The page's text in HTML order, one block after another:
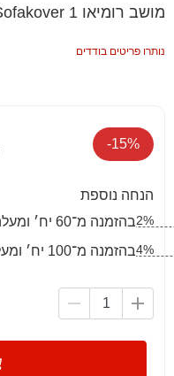
ספה לכסות Sofakover מושב רומיאו 1
נותרו פריטים בודדים
-15%
הנחה נוספת
בהזמנה מ־60 יח׳ ומעלה2%
בהזמנה מ־100 יח׳ ומעלה4%